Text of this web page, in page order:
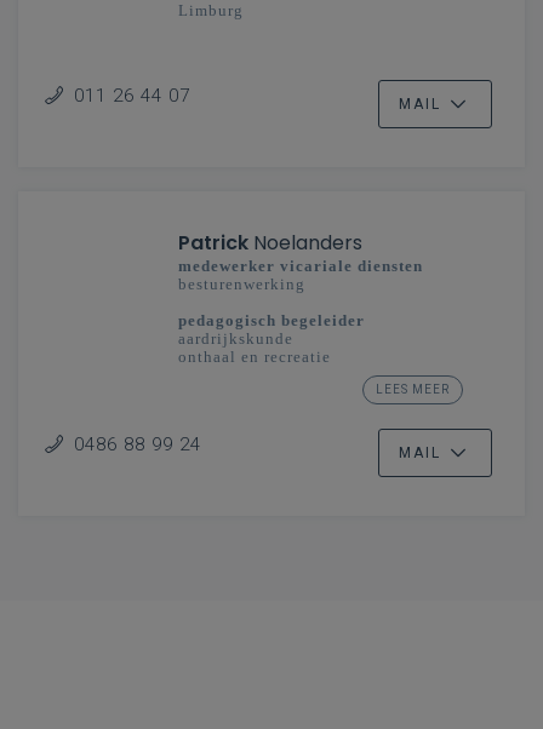
Limburg
011 26 44 07 MAIL
Patrick Noelanders
medewerker vicariale diensten
besturenwerking
pedagogisch begeleider
aardrijkskunde
onthaal en recreatie
studiedomein taal en cultuur: toerisme
Limburg - Vlaanderenbreed
LEES MEER
0486 88 99 24 MAIL